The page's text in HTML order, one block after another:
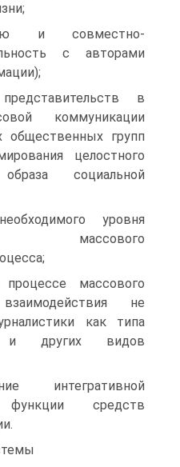
и совместно-
с авторами
в
коммуникации
общественных групп
целостного
социальной
уровня
массового
массового
не
как типа
и других видов
интегративной
функции средств